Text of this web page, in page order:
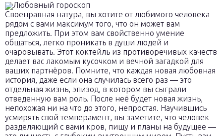
Любовный гороскоп
Своенравная натура, вы хотите от любимого человека
рядом с вами максимум того, что он может вам
предложить. При этом вам свойственно умение
общаться, легко проникать в души людей и
очаровывать. Этот коктейль из противоречивых качеств
делает вас лакомым кусочком и вечной загадкой для
ваших партнёров. Помните, что каждая новая любовная
история, даже если она случилась всего раз — это
отдельная жизнь, эпизод, в котором вы сыграли
отведенную вам роль. После неё будет новая жизнь,
непохожая ни на что до этого, непростая. Научившись
усмирять свой темперамент, вы заметите, что человек
разделяющий с вами кров, пищу и планы на будущее —